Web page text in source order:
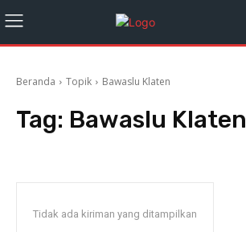
Beranda Topik Bawaslu Klaten
Tag: Bawaslu Klaten
Tidak ada kiriman yang ditampilkan